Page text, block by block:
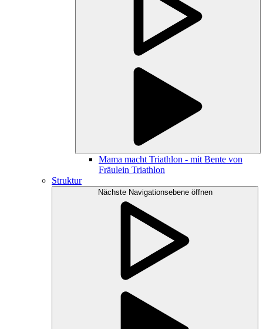
Mama macht Triathlon - mit Bente von
Fräulein Triathlon
Struktur
Nächste Navigationsebene öffnen